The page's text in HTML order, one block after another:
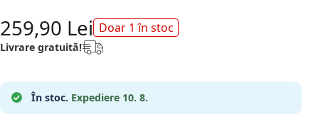
259,90 Lei Doar 1 în stoc
Livrare gratuită!
În stoc. Expediere 10. 8.